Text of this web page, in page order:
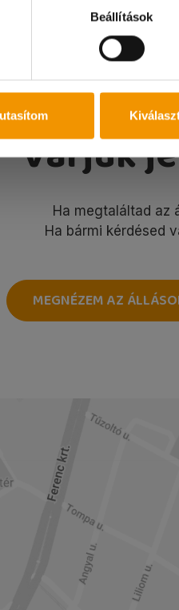
Beállítások
Várjuk
Ha megtaláltad az
Ha bármi kérdésed
MEGNÉZEM AZ